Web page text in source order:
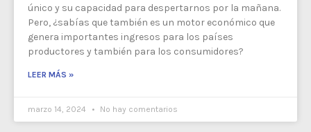
único y su capacidad para despertarnos por la mañana.
Pero, ¿sabías que también es un motor económico que
genera importantes ingresos para los países
productores y también para los consumidores?
LEER MÁS »
marzo 14, 2024 No hay comentarios